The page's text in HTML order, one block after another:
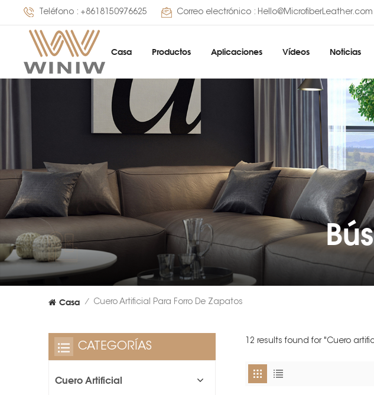
Teléfono : +8618150976625 Correo electrónico : Hello@MicrofiberLeather.com
Casa Productos Aplicaciones Vídeos Noticias
Casa / Cuero Artificial Para Forro De Zapatos
12 results found for "Cuero
CATEGORÍAS
Cuero Artificial